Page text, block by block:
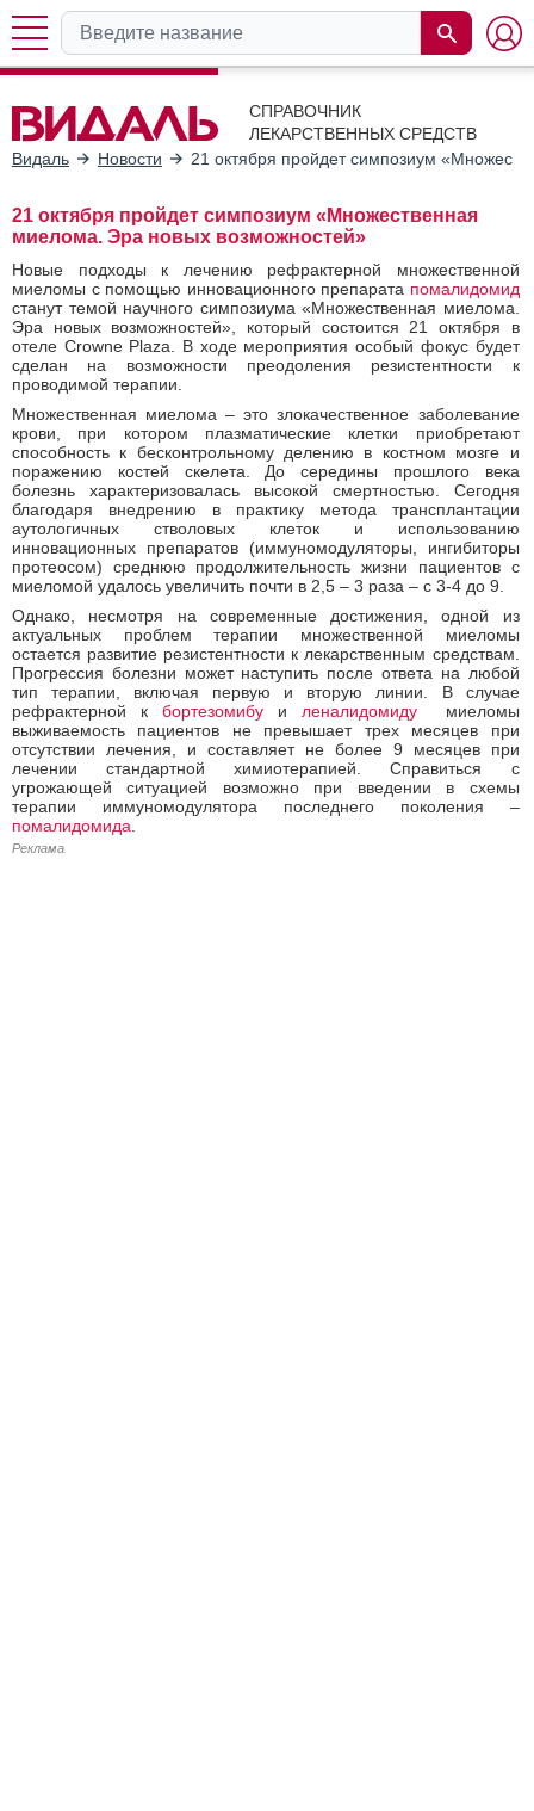
СПРАВОЧНИК
ЛЕКАРСТВЕННЫХ СРЕДСТВ
Видаль
Новости 21 октября пройдет симпозиум
21 октября пройдет симпозиум «Множественная
миелома. Эра новых возможностей»
Новые подходы к лечению рефрактерной множественной
миеломы с помощью инновационного препарата помалидомид
станут темой научного симпозиума «Множественная миелома.
Эра новых возможностей», который состоится 21 октября в
отеле Crowne Plaza. В ходе мероприятия особый фокус будет
сделан на возможности преодоления резистентности к
проводимой терапии.
Множественная миелома – это злокачественное заболевание
крови, при котором плазматические клетки приобретают
способность к бесконтрольному делению в костном мозге и
поражению костей скелета. До середины прошлого века
болезнь характеризовалась высокой смертностью. Сегодня
благодаря внедрению в практику метода трансплантации
аутологичных стволовых клеток и использованию
инновационных препаратов (иммуномодуляторы, ингибиторы
протеосом) среднюю продолжительность жизни пациентов с
миеломой удалось увеличить почти в 2,5 – 3 раза – с 3-4 до 9.
Однако, несмотря на современные достижения, одной из
актуальных проблем терапии множественной миеломы
остается развитие резистентности к лекарственным средствам.
Прогрессия болезни может наступить после ответа на любой
тип терапии, включая первую и вторую линии. В случае
рефрактерной к бортезомибуи леналидомидумиеломы
выживаемость пациентов не превышает трех месяцев при
отсутствии лечения, и составляет не более 9 месяцев при
лечении стандартной химиотерапией. Справиться с
угрожающей ситуацией возможно при введении в схемы
терапии иммуномодулятора последнего поколения –
помалидомида
Реклама